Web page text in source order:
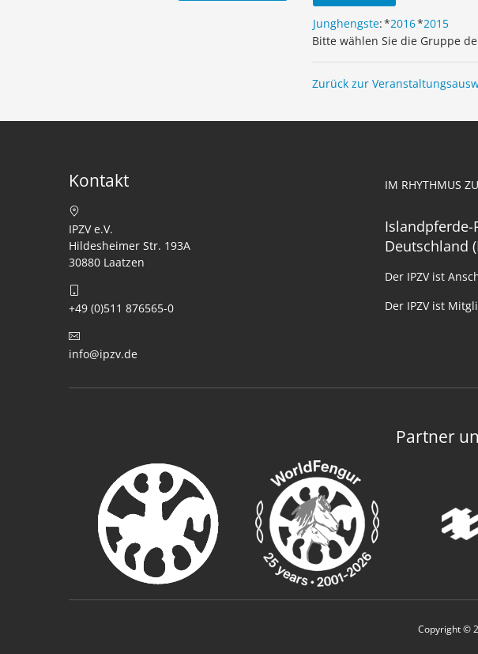
Junghengste:*2016*2015
Bitte wählen Sie die Gruppe
Zurück zur
Kontakt
IPZV e.V.
Hildesheimer Str. 193A
30880 Laatzen
+49 (0)511 876565-0
info@ipzv.de
IM RHYTHMUS
Islandpferde-
Deutschland
Der IPZV ist
Der IPZV ist
Partner
Copyright ©